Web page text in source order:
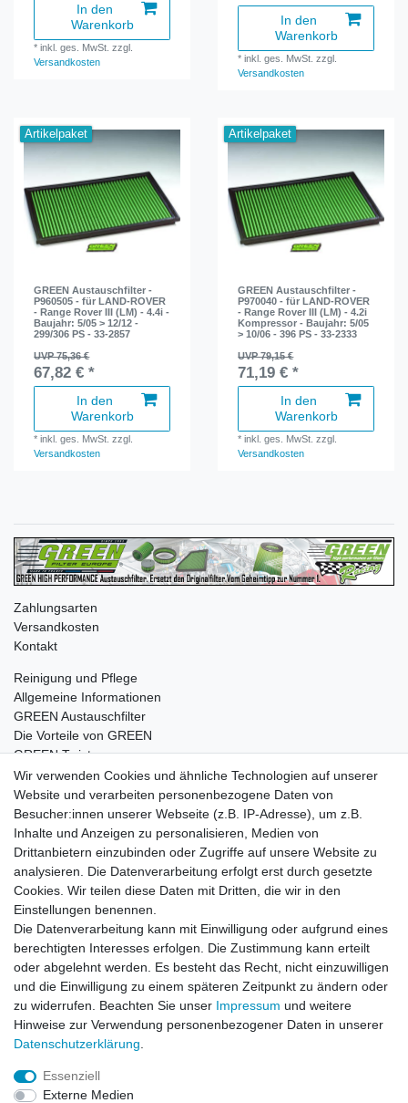
In den
Warenkorb
*inkl. ges. MwSt. zzgl.
Versandkosten
In den
Warenkorb
*inkl. ges. MwSt. zzgl.
Versandkosten
Artikelpaket
GREEN Austauschfilter -
P960505 - für LAND-ROVER
- Range Rover III (LM) - 4.4i -
Baujahr: 5/05 > 12/12 -
299/306 PS - 33-2857
UVP 75,36 €
67,82 € *
In den
Warenkorb
*inkl. ges. MwSt. zzgl.
Versandkosten
Artikelpaket
GREEN Austauschfilter -
P970040 - für LAND-ROVER
- Range Rover III (LM) - 4.2i
Kompressor - Baujahr: 5/05
> 10/06 - 396 PS - 33-2333
UVP 79,15 €
71,19 € *
In den
Warenkorb
*inkl. ges. MwSt. zzgl.
Versandkosten
Zahlungsarten
Versandkosten
Kontakt
Reinigung und Pflege
Allgemeine Informationen
GREEN Austauschfilter
Die Vorteile von GREEN
GREEN Twister
Impressum Daten­schutz­erklärung AGB
Barrierefreiheitserklärung Widerrufs­recht
Vertrag widerrufen Kontakt
© Copyright 2026 | Alle Rechte vorbehalten.
Wir verwenden Cookies und ähnliche Technologien auf unserer
Website und verarbeiten personenbezogene Daten von
Besucher:innen unserer Webseite (z.B. IP-Adresse), um z.B.
Inhalte und Anzeigen zu personalisieren, Medien von
Drittanbietern einzubinden oder Zugriffe auf unsere Website zu
analysieren. Die Datenverarbeitung erfolgt erst durch gesetzte
Cookies. Wir teilen diese Daten mit Dritten, die wir in den
Einstellungen benennen.
Die Datenverarbeitung kann mit Einwilligung oder aufgrund eines
berechtigten Interesses erfolgen. Die Zustimmung kann erteilt
oder abgelehnt werden. Es besteht das Recht, nicht einzuwilligen
und die Einwilligung zu einem späteren Zeitpunkt zu ändern oder
zu widerrufen. Beachten Sie unser Impressum und weitere
Hinweise zur Verwendung personenbezogener Daten in unserer
Daten­schutz­erklärung
Essenziell
Externe Medien